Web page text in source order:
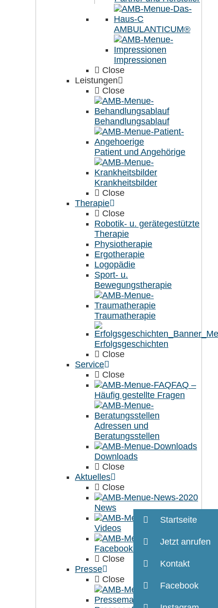
AMBULANTICUM®
Impressionen
Close
Leistungen
Close
Behandlungsablauf
Patient und Angehörige
Krankheitsbilder
Close
Therapie
Close
Robotik- u. gerätegestützte
Therapie
Physiotherapie
Ergotherapie
Logopädie
Sport- u.
Bewegungstherapie
Traumatherapie
Erfolgsgeschichten
Close
Service
Close
FAQ –
Häufig gestellte Fragen
Adressen und
Beratungsstellen
Downloads
Close
Aktuelles
Close
News
Videos
Facebook (externer Link)
Close
Presse
Close
Startseite
Jetzt anrufen
Kontakt
Facebook